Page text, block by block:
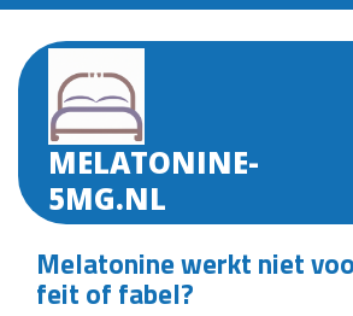
Skip
content
MELATONINE-
5MG.NL
Melatonine werkt niet
feit of fabel?